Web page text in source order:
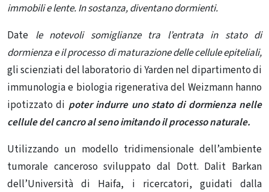
immobili e lente. In sostanza, diventano dormienti.
Date le notevoli somiglianze tra l’entrata in stato di
dormienza e il processo di maturazione delle cellule epiteliali,
gli scienziati del laboratorio di Yarden nel dipartimento di
immunologia e biologia rigenerativa del Weizmann hanno
ipotizzato di poter indurre uno stato di dormienza nelle
cellule del cancro al seno imitando il processo naturale.
Utilizzando un modello tridimensionale dell’ambiente
tumorale canceroso sviluppato dal Dott. Dalit Barkan
dell’Università di Haifa, i ricercatori, guidati dalla